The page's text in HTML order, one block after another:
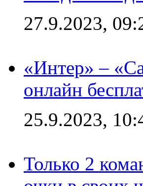
27.9.2023,
«Интер» –
онлайн
25.9.2023,
Только 2